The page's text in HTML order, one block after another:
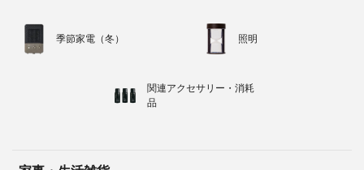
季節家電（冬） 照明
関連アクセサリー・消耗
品